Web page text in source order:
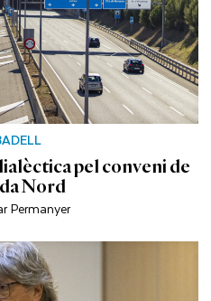
pel conveni de
Nord
Permanyer